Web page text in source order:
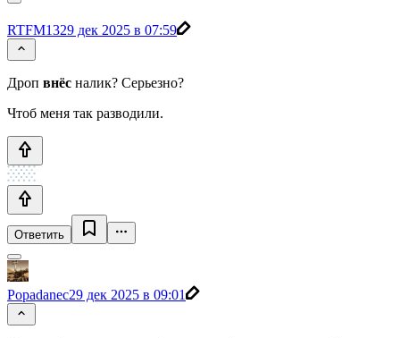
RTFM1329 дек 2025 в 07:59
Дроп внёс налик? Серьезно?
Чтоб меня так разводили.
Ответить
Popadanec29 дек 2025 в 09:01